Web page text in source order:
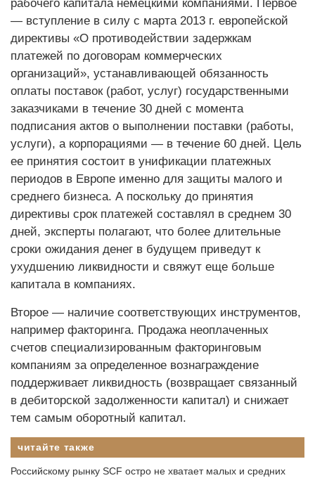
рабочего капитала немецкими компаниями. Первое
— вступ­ление в силу с марта 2013 г. европейской
директивы «О противодействии задержкам
платежей по договорам коммерческих
организаций», устанавливающей обязанность
оплаты поставок (работ, услуг) государственными
заказчиками в течение 30 дней с момента
подписания актов о выполнении поставки (работы,
услуги), а корпорациями — в течение 60 дней. Цель
ее принятия состоит в унификации платежных
периодов в Европе именно для защиты малого и
среднего бизнеса. А поскольку до принятия
директивы срок платежей составлял в среднем 30
дней, эксперты полагают, что более длительные
сроки ожидания денег в будущем приведут к
ухудшению ликвидности и свяжут еще больше
капитала в компаниях.
Второе — наличие соответствующих инструментов,
например факторинга. Продажа неоплаченных
счетов специализированным факторинговым
компаниям за определенное вознаграждение
поддерживает ликвидность (возвращает связанный
в дебиторской задолженности капитал) и снижает
тем самым оборотный капитал.
читайте также
Российскому рынку SCF остро не хватает малых и средних